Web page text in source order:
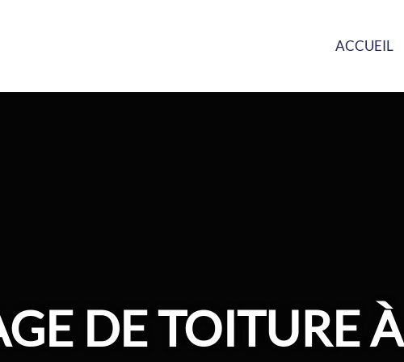
ACCUEIL
DE TOITURE À